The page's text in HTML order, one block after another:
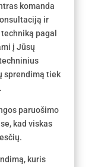
komanda
ir
pagal
į Jūsų
sprendimą tiek
paruošimo
kad viskas
kuris